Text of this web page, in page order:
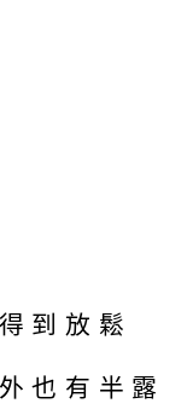
到放鬆
也有半露